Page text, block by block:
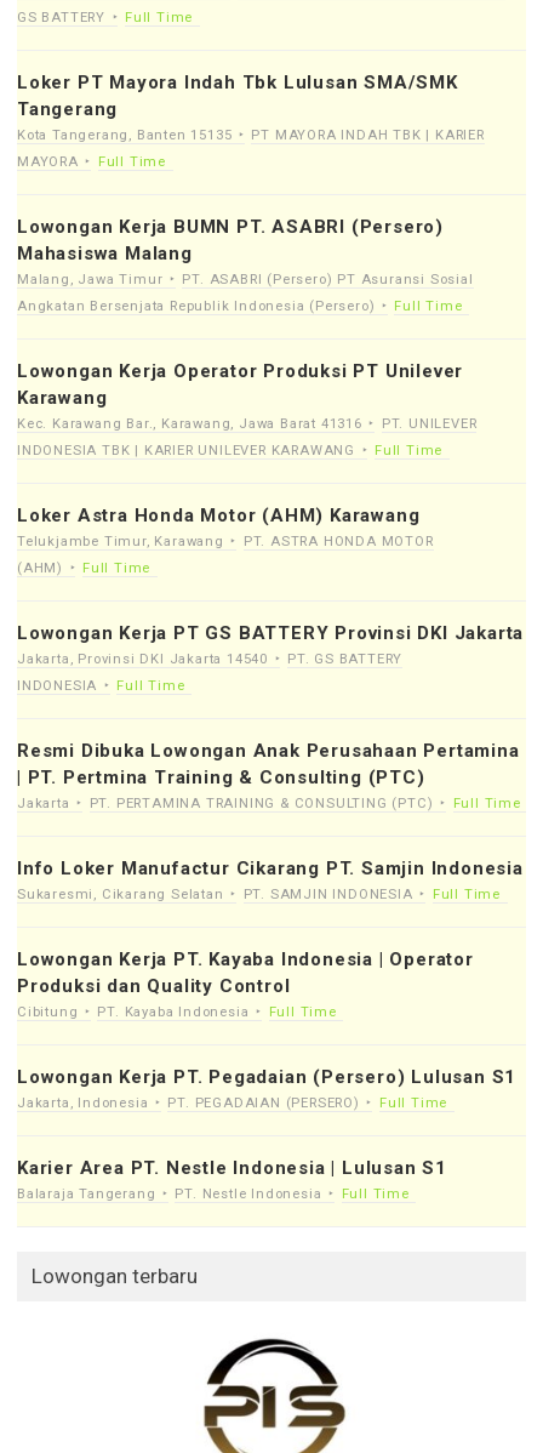
GS BATTERY
Full Time
Loker PT Mayora Indah Tbk Lulusan SMA/SMK
Tangerang
Kota Tangerang, Banten 15135
PT MAYORA INDAH TBK | KARIER
MAYORA
Full Time
Lowongan Kerja BUMN PT. ASABRI (Persero)
Mahasiswa Malang
Malang, Jawa Timur
PT. ASABRI (Persero) PT Asuransi Sosial
Angkatan Bersenjata Republik Indonesia (Persero)
Full Time
Lowongan Kerja Operator Produksi PT Unilever
Karawang
Kec. Karawang Bar., Karawang, Jawa Barat 41316
PT. UNILEVER
INDONESIA TBK | KARIER UNILEVER KARAWANG
Full Time
Loker Astra Honda Motor (AHM) Karawang
Telukjambe Timur, Karawang
PT. ASTRA HONDA MOTOR
(AHM)
Full Time
Lowongan Kerja PT GS BATTERY Provinsi DKI Jakarta
Jakarta, Provinsi DKI Jakarta 14540
PT. GS BATTERY
INDONESIA
Full Time
Resmi Dibuka Lowongan Anak Perusahaan Pertamina
| PT. Pertmina Training & Consulting (PTC)
Jakarta PT. PERTAMINA TRAINING & CONSULTING (PTC) Full Time
Info Loker Manufactur Cikarang PT. Samjin Indonesia
Sukaresmi, Cikarang Selatan PT. SAMJIN INDONESIA Full Time
Lowongan Kerja PT. Kayaba Indonesia | Operator
Produksi dan Quality Control
Cibitung PT. Kayaba Indonesia Full Time
Lowongan Kerja PT. Pegadaian (Persero) Lulusan S1
Jakarta, Indonesia PT. PEGADAIAN (PERSERO) Full Time
Karier Area PT. Nestle Indonesia | Lulusan S1
Balaraja Tangerang PT. Nestle Indonesia Full Time
Lowongan terbaru